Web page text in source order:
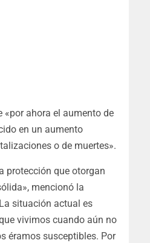
«por ahora el aumento de
en un aumento
o de muertes».
protección que otorgan
», mencionó la
La situación actual es
vivimos cuando aún no
éramos susceptibles. Por